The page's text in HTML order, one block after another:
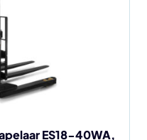
ES18-40WA,